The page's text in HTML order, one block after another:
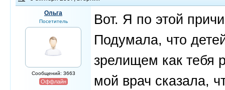
Ольга
Посетитель
Сообщений: 3663
Оффлайн
Вот. Я по этой
Подумала, что
зрелищем как тебя
мой врач сказала,